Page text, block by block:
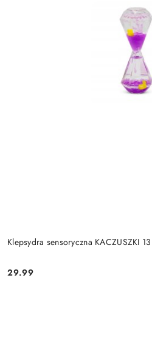
Klepsydra sensoryczna KACZUSZKI
Cena:
29.99